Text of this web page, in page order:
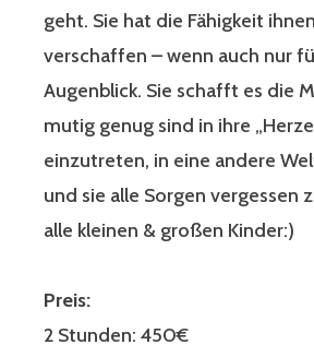
geht. Sie hat die Fähigkeit
verschaffen – wenn auch nur
Augenblick. Sie schafft es die
mutig genug sind in ihre
einzutreten, in eine andere
und sie alle Sorgen vergessen
alle kleinen & großen Kinder:)
Preis:
2 Stunden: 450€